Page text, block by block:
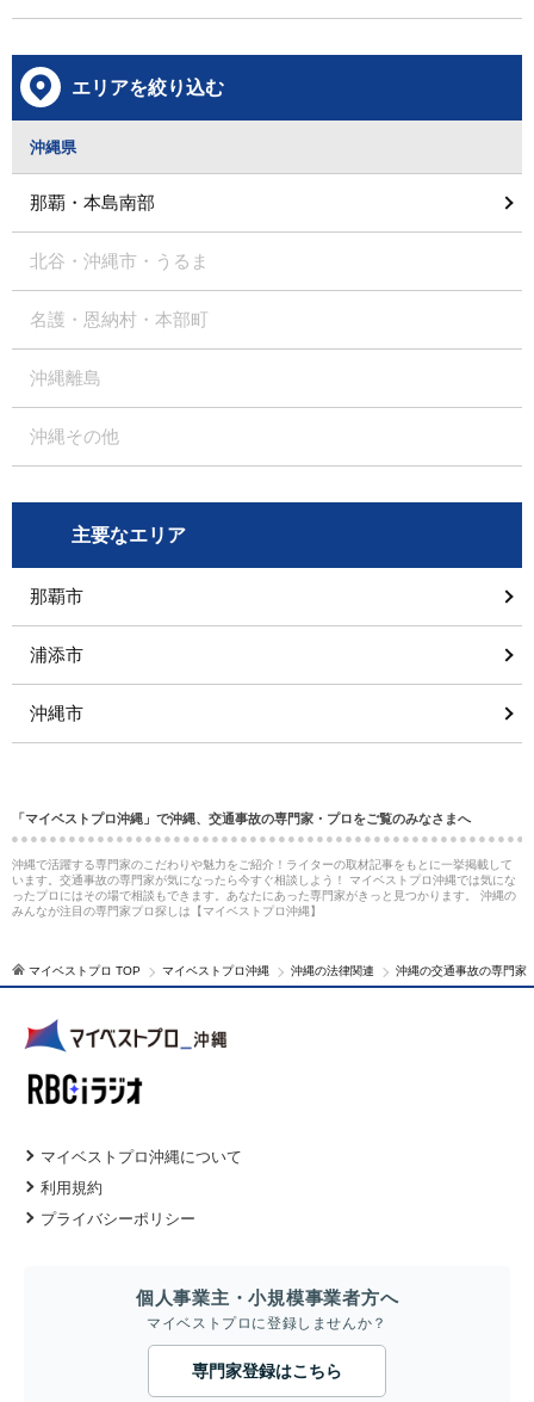
エリアを絞り込む
沖縄県
那覇・本島南部
北谷・沖縄市・うるま
名護・恩納村・本部町
沖縄離島
沖縄その他
主要なエリア
那覇市
浦添市
沖縄市
「マイベストプロ沖縄」で沖縄、交通事故の専門家・プロをご覧のみなさまへ
沖縄で活躍する専門家のこだわりや魅力をご紹介！ライターの取材記事をもとに一挙掲載して
います。交通事故の専門家が気になったら今すぐ相談しよう！ マイベストプロ沖縄では気にな
ったプロにはその場で相談もできます。あなたにあった専門家がきっと見つかります。 沖縄の
みんなが注目の専門家プロ探しは【マイベストプロ沖縄】
マイベストプロ TOP マイベストプロ沖縄 沖縄の法律関連 沖縄の交通事故の専門家
マイベストプロ沖縄について
利用規約
プライバシーポリシー
個人事業主・小規模事業者方へ
マイベストプロに登録しませんか？
専門家登録はこちら